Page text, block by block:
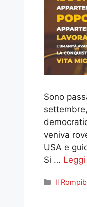
Sono
veniva
USA e
Si …
Il